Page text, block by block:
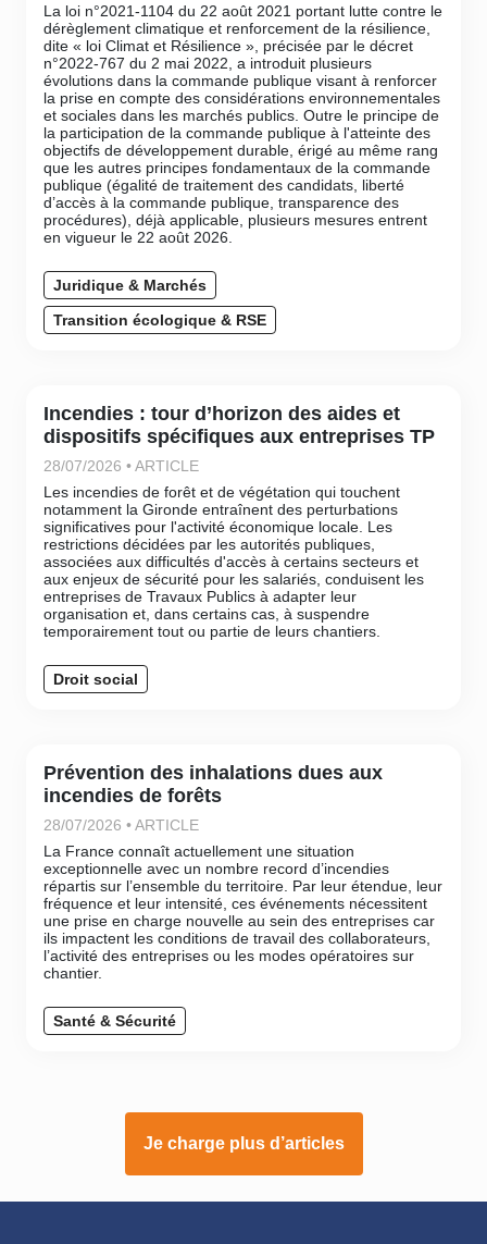
La loi n°2021-1104 du 22 août 2021 portant lutte contre le
dérèglement climatique et renforcement de la résilience,
dite « loi Climat et Résilience », précisée par le décret
n°2022-767 du 2 mai 2022, a introduit plusieurs
évolutions dans la commande publique visant à renforcer
la prise en compte des considérations environnementales
et sociales dans les marchés publics. Outre le principe de
la participation de la commande publique à l'atteinte des
objectifs de développement durable, érigé au même rang
que les autres principes fondamentaux de la commande
publique (égalité de traitement des candidats, liberté
d’accès à la commande publique, transparence des
procédures), déjà applicable, plusieurs mesures entrent
en vigueur le 22 août 2026.
Juridique & Marchés
Transition écologique & RSE
Incendies : tour d’horizon des aides et
dispositifs spécifiques aux entreprises TP
28/07/2026 • ARTICLE
Les incendies de forêt et de végétation qui touchent
notamment la Gironde entraînent des perturbations
significatives pour l'activité économique locale. Les
restrictions décidées par les autorités publiques,
associées aux difficultés d'accès à certains secteurs et
aux enjeux de sécurité pour les salariés, conduisent les
entreprises de Travaux Publics à adapter leur
organisation et, dans certains cas, à suspendre
temporairement tout ou partie de leurs chantiers.
Droit social
Prévention des inhalations dues aux
incendies de forêts
28/07/2026 • ARTICLE
La France connaît actuellement une situation
exceptionnelle avec un nombre record d’incendies
répartis sur l’ensemble du territoire. Par leur étendue, leur
fréquence et leur intensité, ces événements nécessitent
une prise en charge nouvelle au sein des entreprises car
ils impactent les conditions de travail des collaborateurs,
l’activité des entreprises ou les modes opératoires sur
chantier.
Santé & Sécurité
Je charge plus d’articles